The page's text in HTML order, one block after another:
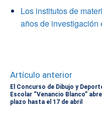
Los institutos de
años de investigación
Artículo anterior
El Concurso de Dibujo y
Escolar “Venancio Blanco” abre
plazo hasta el 17 de abril